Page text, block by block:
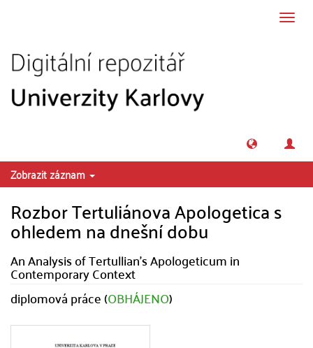
Zobrazit záznam
Rozbor Tertuliánova Apologetica s
ohledem na dnešní dobu
An Analysis of Tertullian's Apologeticum in
Contemporary Context
diplomová práce (OBHÁJENO)